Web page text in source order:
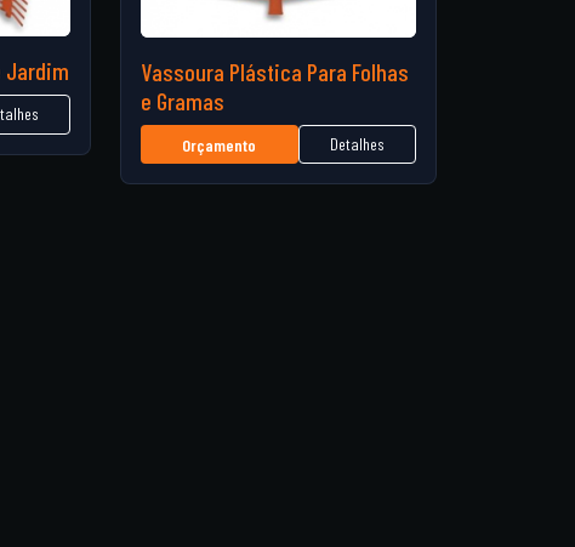
Jardim
Vassoura Plástica Para Folhas
e Gramas
Orçamento Detalhes